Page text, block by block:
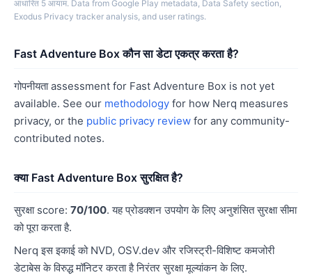
आधारित 5 आयाम. Data from Google Play metadata, Data Safety section,
Exodus Privacy tracker analysis, and user ratings.
Fast Adventure Box कौन सा डेटा एकत्र करता है?
गोपनीयता assessment for Fast Adventure Box is not yet
available. See our methodology for how Nerq measures
privacy, or the public privacy review for any community-
contributed notes.
क्या Fast Adventure Box सुरक्षित है?
सुरक्षा score: 70/100. यह प्रोडक्शन उपयोग के लिए अनुशंसित सुरक्षा सीमा
को पूरा करता है.
Nerq इस इकाई को NVD, OSV.dev और रजिस्ट्री-विशिष्ट कमजोरी
डेटाबेस के विरुद्ध मॉनिटर करता है निरंतर सुरक्षा मूल्यांकन के लिए.